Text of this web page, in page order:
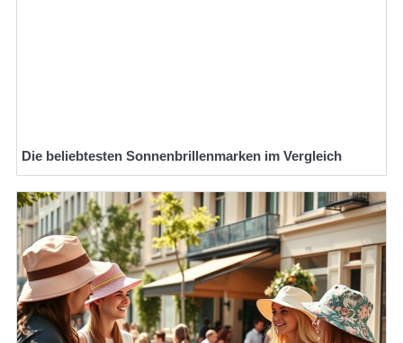
Die beliebtesten Sonnenbrillenmarken im Vergleich